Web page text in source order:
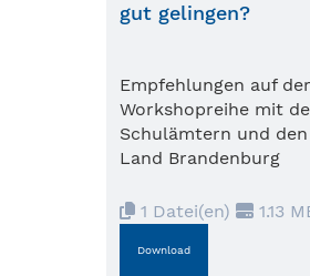
gut gelingen?
Empfehlungen auf
Workshopreihe mit
Schulämtern und
Land Brandenburg
1 Datei(en) 1.13
Download